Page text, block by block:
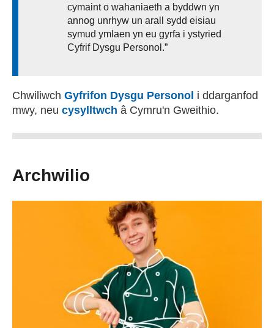
cymaint o wahaniaeth a byddwn yn
annog unrhyw un arall sydd eisiau
symud ymlaen yn eu gyrfa i ystyried
Cyfrif Dysgu Personol.”
Chwiliwch Gyfrifon Dysgu Personol i ddarganfod
mwy, neu cysylltwch â Cymru'n Gweithio.
Archwilio